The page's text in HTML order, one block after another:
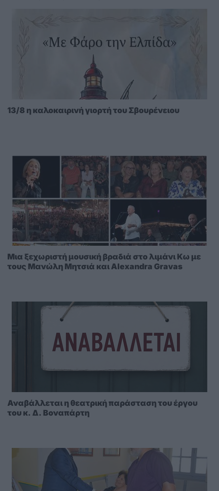
13/8 η καλοκαιρινή γιορτή του Σβουρένειου
Μια ξεχωριστή μουσική βραδιά στο λιμάνι Κω με
τους Μανώλη Μητσιά και Alexandra Gravas
Αναβάλλεται η θεατρική παράσταση του έργου
του κ. Δ. Βοναπάρτη